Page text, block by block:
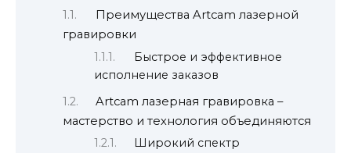
Преимущества Artcam лазерной
гравировки
Быстрое и эффективное
исполнение заказов
Artcam лазерная гравировка –
мастерство и технология объединяются
Широкий спектр